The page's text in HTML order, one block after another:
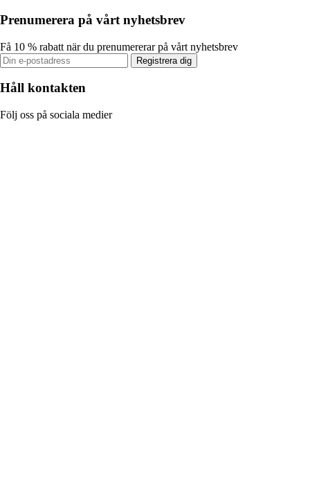
Prenumerera på vårt nyhetsbrev
Få 10 % rabatt när du prenumererar på vårt nyhetsbrev
Registrera dig
Håll kontakten
Följ oss på sociala medier